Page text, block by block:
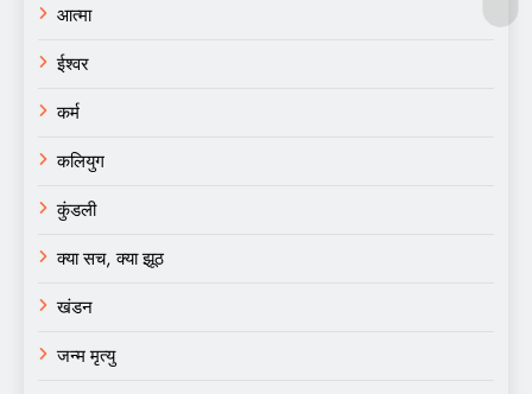
आत्मा
ईश्वर
कर्म
कलियुग
कुंडली
क्या सच, क्या झूठ
खंडन
जन्म मृत्यु